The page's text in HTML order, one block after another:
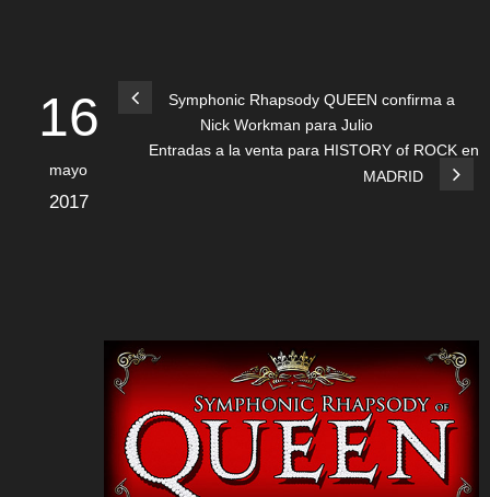
16
mayo
2017
Symphonic Rhapsody QUEEN confirma a
Nick Workman para Julio
Entradas a la venta para HISTORY of ROCK en
MADRID